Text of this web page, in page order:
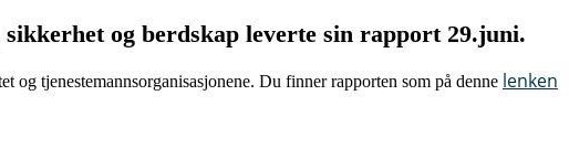
og berdskap leverte sin rapport 29.juni.
og tjenestemannsorganisasjonene. Du finner rapporten som på denne lenken